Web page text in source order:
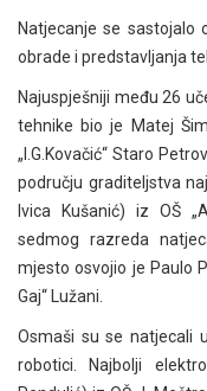
Natjecanje se sastojalo
obrade i predstavljanja
Najuspješniji među 26
tehnike bio je Matej
„I.G.Kovačić“ Staro
području graditeljstva
Ivica Kušanić) iz OŠ
sedmog razreda
mjesto osvojio je Paulo
Gaj“ Lužani.
Osmaši su se natjecali
robotici. Najbolji